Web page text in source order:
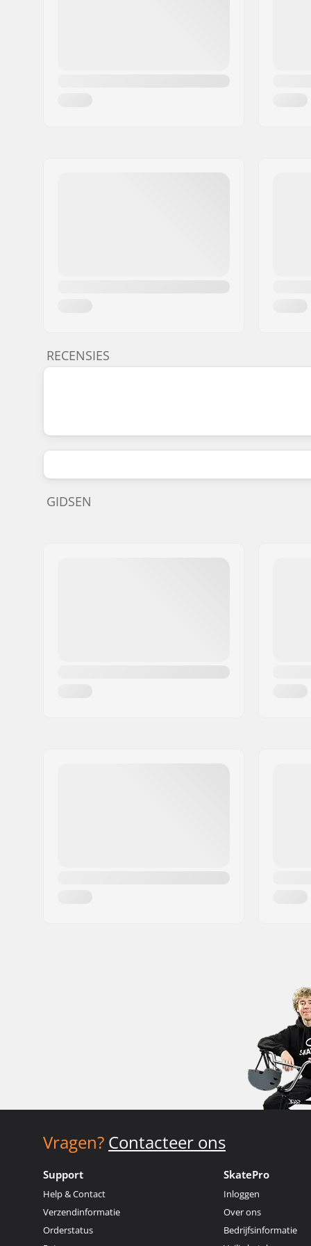
RECENSIES
GIDSEN
Vragen? Contacteer ons
Support
Help & Contact
Verzendinformatie
Orderstatus
SkatePro
Inloggen
Over ons
Bedrijfsinformatie